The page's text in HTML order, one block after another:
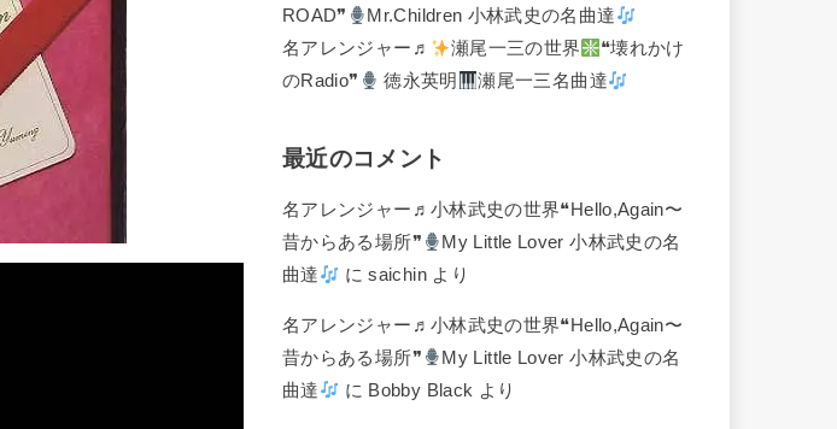
ROAD❞
Mr.Children 小林武史の名曲達
名アレンジャー♬
瀬尾一三の世界
❝壊れかけ
のRadio❞
徳永英明 瀬尾一三名曲達
最近のコメント
名アレンジャー♬ 小林武史の世界❝Hello,Again〜
昔からある場所❞
My Little Lover 小林武史の名
曲達
にsaichinより
名アレンジャー♬ 小林武史の世界❝Hello,Again〜
昔からある場所❞
My Little Lover 小林武史の名
曲達
に Bobby Black より